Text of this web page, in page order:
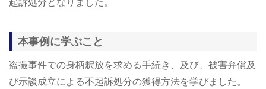
本事例に学ぶこと
盗撮事件での身柄釈放を求める手続き、及び、被害弁償及
び示談成立による不起訴処分の獲得方法を学びました。